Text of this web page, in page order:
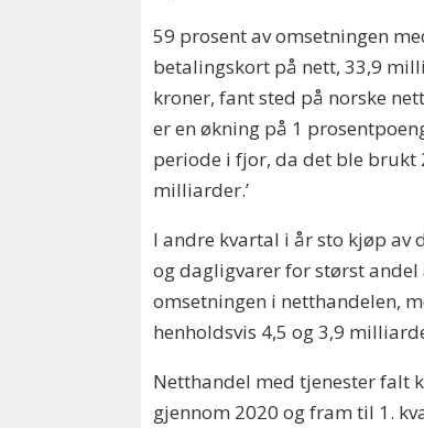
59 prosent av omsetningen
betalingskort på nett, 33,9
kroner, fant sted på norske
er en økning på 1
periode i fjor, da det ble brukt
milliarder.’
I andre kvartal i år sto kjøp av
og dagligvarer for størst andel
omsetningen i netthandelen,
henholdsvis 4,5 og 3,9
Netthandel med tjenester falt
gjennom 2020 og fram til 1.